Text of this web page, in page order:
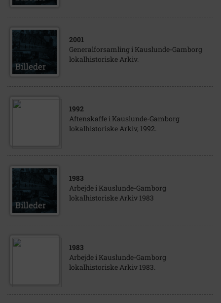
2001
Generalforsamling i Kauslunde-Gamborg
lokalhistoriske Arkiv.
1992
Aftenskaffe i Kauslunde-Gamborg
lokalhistoriske Arkiv, 1992.
1983
Arbejde i Kauslunde-Gamborg
lokalhistoriske Arkiv 1983
1983
Arbejde i Kauslunde-Gamborg
lokalhistoriske Arkiv 1983.